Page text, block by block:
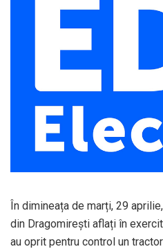
În dimineața de marți, 29
din Dragomirești aflați în
au oprit pentru control un